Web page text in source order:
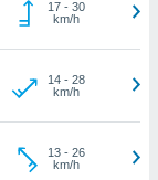
17- 30
km/h
14- 28
km/h
13- 26
km/h